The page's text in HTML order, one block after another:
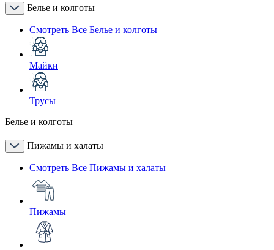
Белье и колготы
Смотреть Все Белье и колготы
Майки
Трусы
Белье и колготы
Пижамы и халаты
Смотреть Все Пижамы и халаты
Пижамы